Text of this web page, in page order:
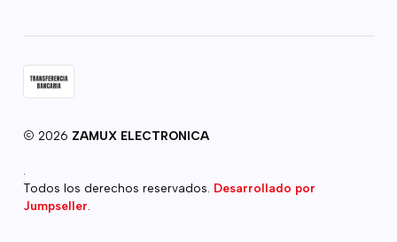
2026 ZAMUX ELECTRONICA
.
Todos los derechos reservados. Desarrollado por
Jumpseller.